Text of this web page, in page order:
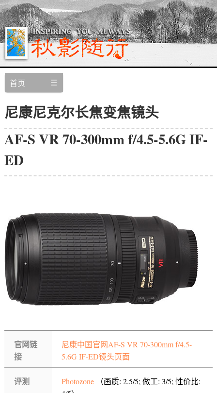
首页
尼康尼克尔长焦变焦镜头
AF-S VR 70-300mm f/4.5-5.6G IF-
ED
官网链
接
尼康中国官网AF-S VR 70-300mm f/4.5-
5.6G IF-ED镜头页面
评测 Photozone（画质: 2.5/5; 做工: 3/5; 性价比: